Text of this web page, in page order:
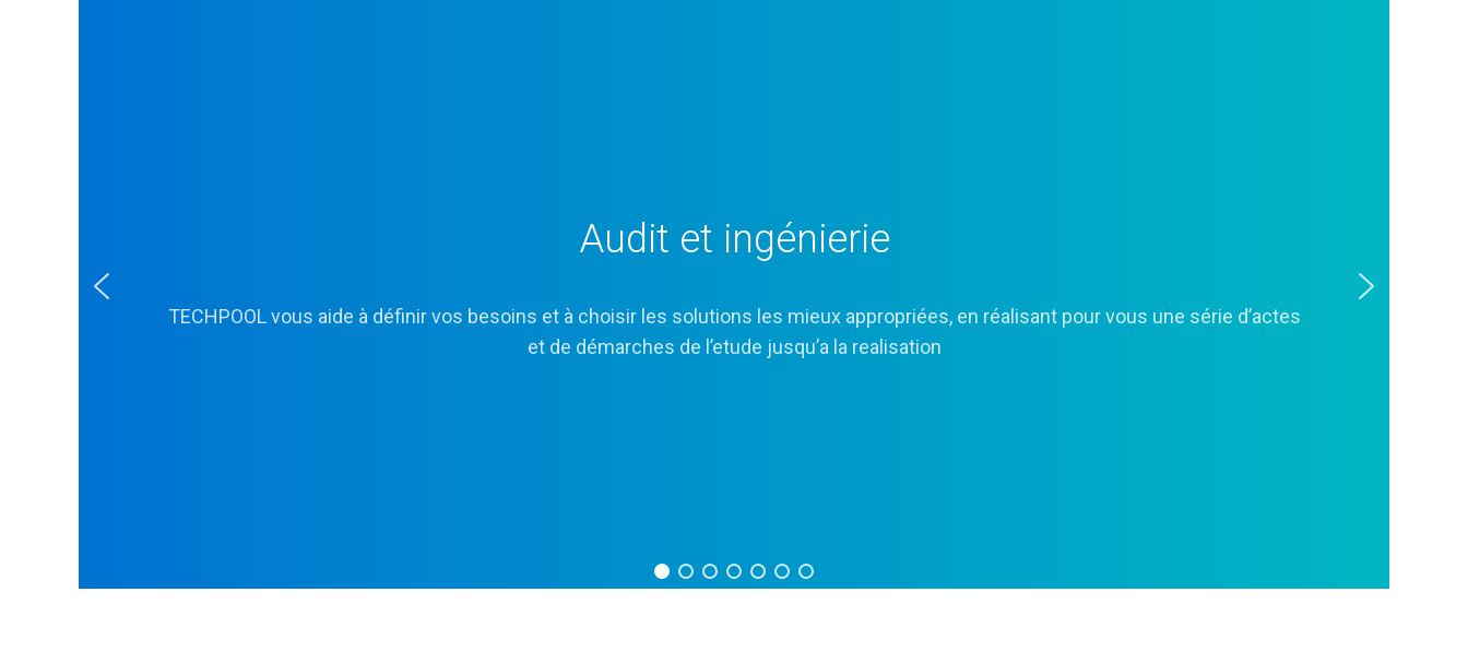
Audit et ingénierie
TECHPOOL vous aide à définir vos besoins et à choisir les solutions les mieux appropriées, en réalisant pour vous une série d’actes
et de démarches de l’etude jusqu’a la realisation